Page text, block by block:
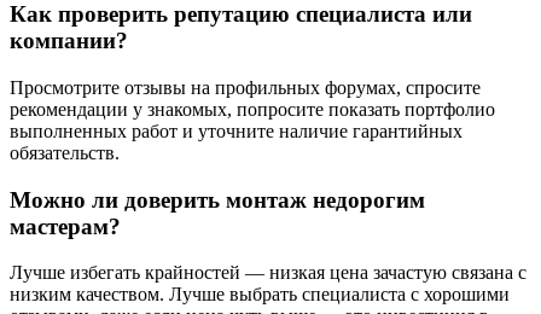
Как проверить репутацию специалиста или
компании?
Просмотрите отзывы на профильных форумах, спросите
рекомендации у знакомых, попросите показать портфолио
выполненных работ и уточните наличие гарантийных
обязательств.
Можно ли доверить монтаж недорогим
мастерам?
Лучше избегать крайностей — низкая цена зачастую связана с
низким качеством. Лучше выбрать специалиста с хорошими